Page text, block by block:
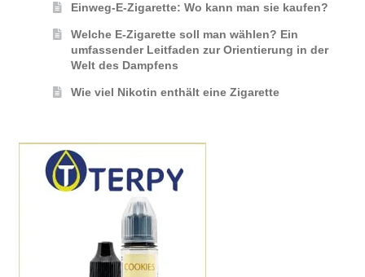
Einweg-E-Zigarette: Wo kann man sie kaufen?
Welche E-Zigarette soll man wählen? Ein
umfassender Leitfaden zur Orientierung in der
Welt des Dampfens
Wie viel Nikotin enthält eine Zigarette